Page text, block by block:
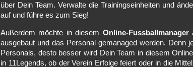
über Dein Team. Verwalte die Trainingseinheiten und
auf und führe es zum Sieg!
Außerdem möchte in diesem Online-Fussballmanager
ausgebaut und das Personal gemanaged werden. Denn
Personals, desto besser wird Dein Team in diesem
in 11Legends, ob der Verein Erfolge feiert oder in die